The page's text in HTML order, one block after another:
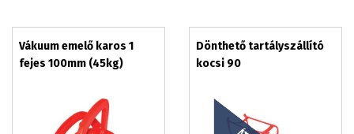
Vákuum emelő karos 1
fejes 100mm (45kg)
Dönthető tartályszállító
kocsi 90